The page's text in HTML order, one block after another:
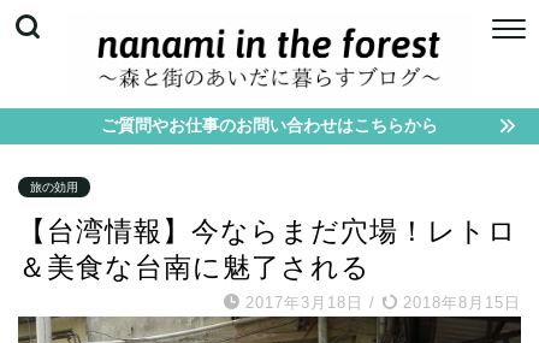
ご質問やお仕事のお問い合わせはこちらから
旅の効用
【台湾情報】今ならまだ穴場！レトロ
＆美食な台南に魅了される
2017年3月18日 / 2018年8月15日